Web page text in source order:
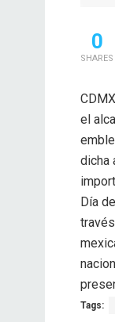
0
SHARES
el
dicha
Día
Tags: